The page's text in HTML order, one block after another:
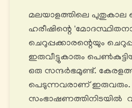
മലയാളത്തിലെ
ഹരീഷിന്റെ
ചെറുപ്പക്കാരന്റെയും
ഇരുവീട്ടുകാരും
ഒരു സന്ദർഭമുണ്ട്.
പെടുന്നവരാണ് ഇരുവരും.
സംഭാഷണത്തിനിടയിൽ